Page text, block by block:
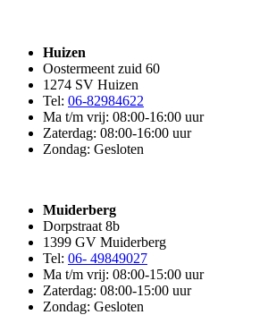
Huizen
Oostermeent zuid 60
1274 SV Huizen
Tel: 06-82984622
Ma t/m vrij: 08:00-16:00 uur
Zaterdag: 08:00-16:00 uur
Zondag: Gesloten
Muiderberg
Dorpstraat 8b
1399 GV Muiderberg
Tel: 06- 49849027
Ma t/m vrij: 08:00-15:00 uur
Zaterdag: 08:00-15:00 uur
Zondag: Gesloten